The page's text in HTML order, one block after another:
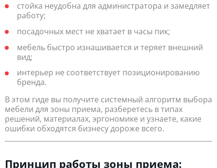
стойка неудобна для администратора и замедляет
работу;
посадочных мест не хватает в часы пик;
мебель быстро изнашивается и теряет внешний
вид;
интерьер не соответствует позиционированию
бренда.
В этом гиде вы получите системный алгоритм выбора
мебели для зоны приема, разберетесь в типах
решений, материалах, эргономике и узнаете, какие
ошибки обходятся бизнесу дороже всего.
Принцип работы зоны приема: